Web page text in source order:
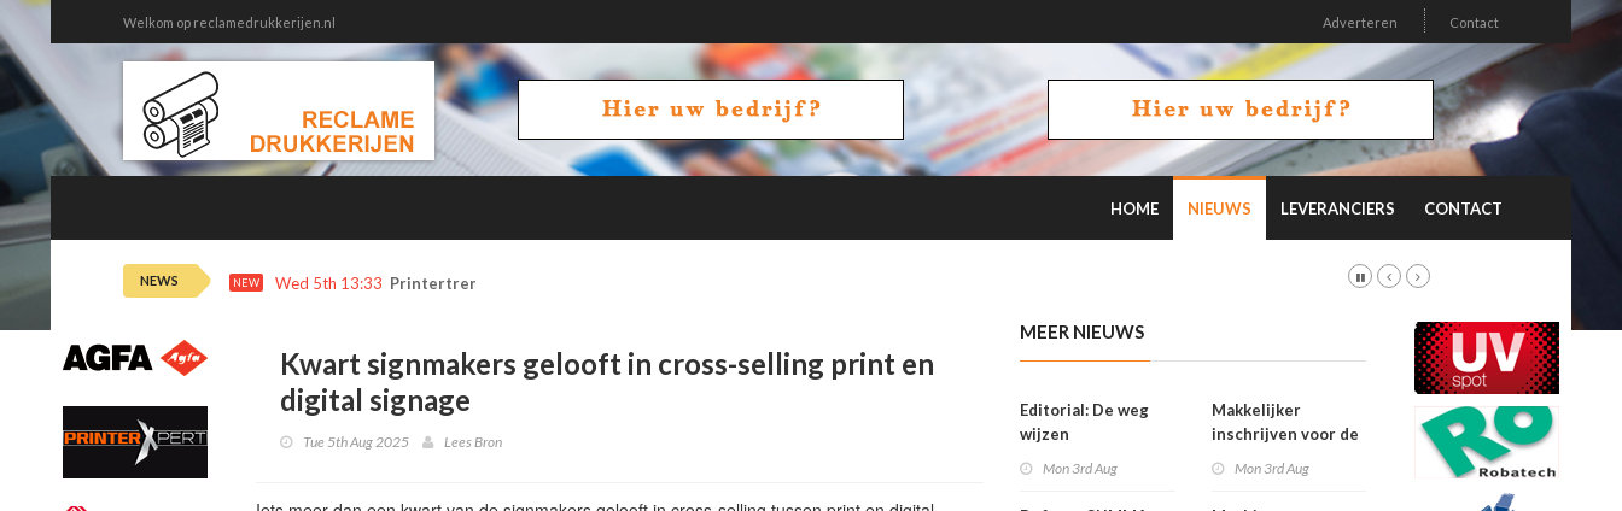
Welkom op reclamedrukkerijen.nl Adverteren Contact
HOME NIEUWS LEVERANCIERS CONTACT
NEWS NEW Wed 5th 13:33 Printertrends en meer
Kwart signmakers gelooft in cross-selling print en
digital signage
Tue 5th Aug 2025 Lees Bron
MEER NIEUWS
Editorial: De weg
wijzen
Mon 3rd Aug
Makkelijker
inschrijven voor de
Mon 3rd Aug